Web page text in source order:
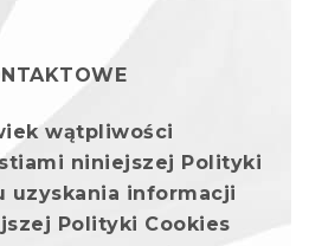
wątpliwości
niniejszej Polityki
uzyskania informacji
Polityki Cookies